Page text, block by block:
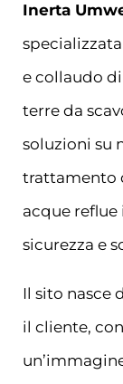
Inerta
e collaudo
terre da
soluzioni su
trattamento
acque
sicurezza e
Il sito nasce
il cliente,